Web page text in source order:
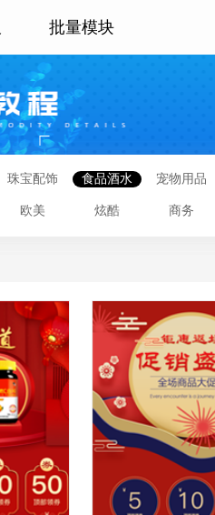
批量模块
珠宝配饰 食品酒水 宠物用品
欧美 炫酷 商务